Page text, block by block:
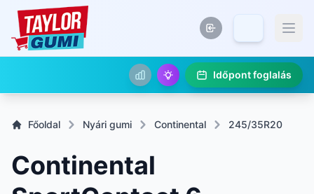
Időpont foglalás
Főoldal Nyári gumi Continental 245/35R20
Continental